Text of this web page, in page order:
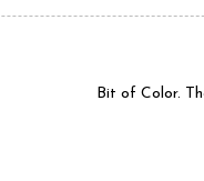
Bit of Color.